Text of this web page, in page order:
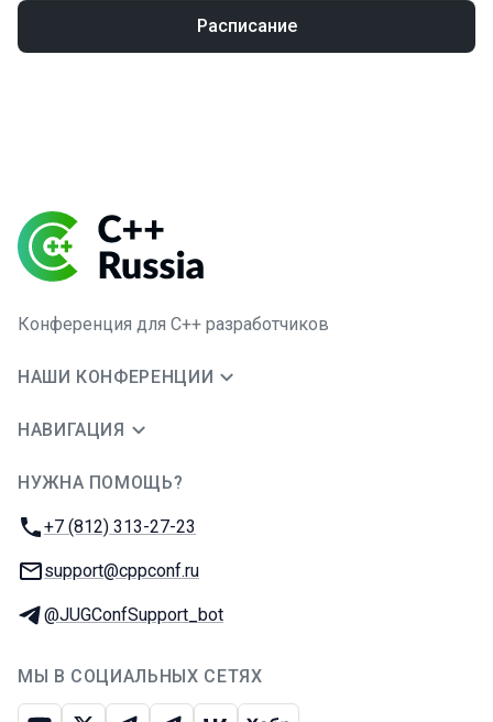
Расписание
Конференция для C++ разработчиков
НАШИ КОНФЕРЕНЦИИ
НАВИГАЦИЯ
НУЖНА ПОМОЩЬ?
Телефон:
+7 (812) 313-27-23
E-mail:
support@cppconf.ru
Телеграм:
@JUGConfSupport_bot
МЫ В СОЦИАЛЬНЫХ СЕТЯХ